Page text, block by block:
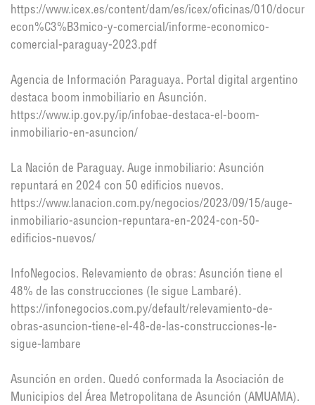
https://www.icex.es/content/dam/es/icex/oficinas/010/
econ%C3%B3mico-y-comercial/informe-economico-
comercial-paraguay-2023.pdf
Agencia de Información Paraguaya. Portal digital argentino
destaca boom inmobiliario en Asunción.
https://www.ip.gov.py/ip/infobae-destaca-el-boom-
inmobiliario-en-asuncion/
La Nación de Paraguay. Auge inmobiliario: Asunción
repuntará en 2024 con 50 edificios nuevos.
https://www.lanacion.com.py/negocios/2023/09/15/auge-
inmobiliario-asuncion-repuntara-en-2024-con-50-
edificios-nuevos/
InfoNegocios. Relevamiento de obras: Asunción tiene el
48% de las construcciones (le sigue Lambaré).
https://infonegocios.com.py/default/relevamiento-de-
obras-asuncion-tiene-el-48-de-las-construcciones-le-
sigue-lambare
Asunción en orden. Quedó conformada la Asociación de
Municipios del Área Metropolitana de Asunción (AMUAMA).